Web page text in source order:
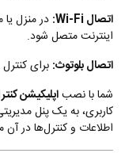
اتصال Wi-Fi:
اینترنت متصل شود.
اتصال بلوتوث: برای
شما با نصباپلیکیشن
کاربری، به یک پنل
اطلاعات و کنترل‌ها در